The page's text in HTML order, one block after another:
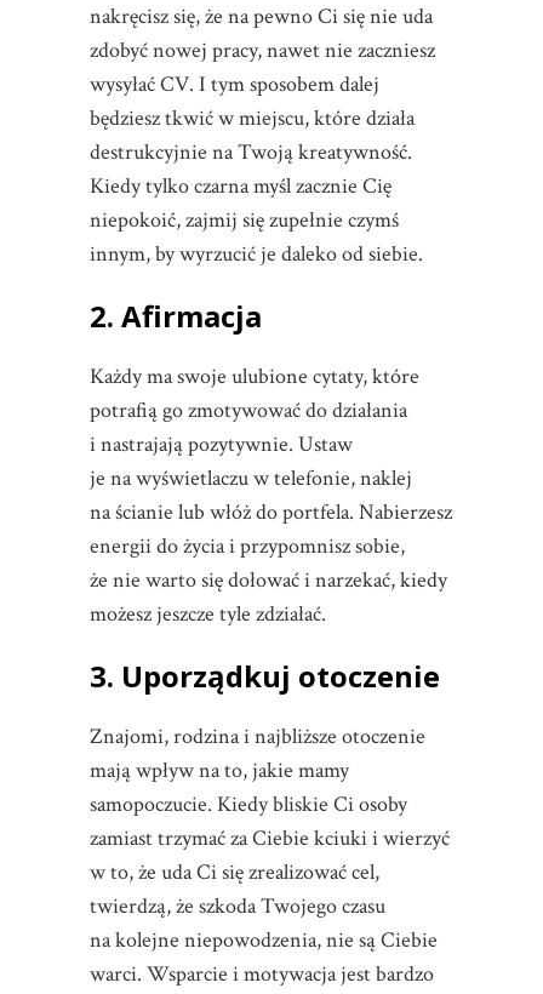
nakręcisz się, że na pewno Ci się nie uda
zdobyć nowej pracy, nawet nie zaczniesz
wysyłać CV. I tym sposobem dalej
będziesz tkwić w miejscu, które działa
destrukcyjnie na Twoją kreatywność.
Kiedy tylko czarna myśl zacznie Cię
niepokoić, zajmij się zupełnie czymś
innym, by wyrzucić je daleko od siebie.
2. Afirmacja
Każdy ma swoje ulubione cytaty, które
potrafią go zmotywować do działania
i nastrajają pozytywnie. Ustaw
je na wyświetlaczu w telefonie, naklej
na ścianie lub włóż do portfela. Nabierzesz
energii do życia i przypomnisz sobie,
że nie warto się dołować i narzekać, kiedy
możesz jeszcze tyle zdziałać.
3. Uporządkuj otoczenie
Znajomi, rodzina i najbliższe otoczenie
mają wpływ na to, jakie mamy
samopoczucie. Kiedy bliskie Ci osoby
zamiast trzymać za Ciebie kciuki i wierzyć
w to, że uda Ci się zrealizować cel,
twierdzą, że szkoda Twojego czasu
na kolejne niepowodzenia, nie są Ciebie
warci. Wsparcie i motywacja jest bardzo